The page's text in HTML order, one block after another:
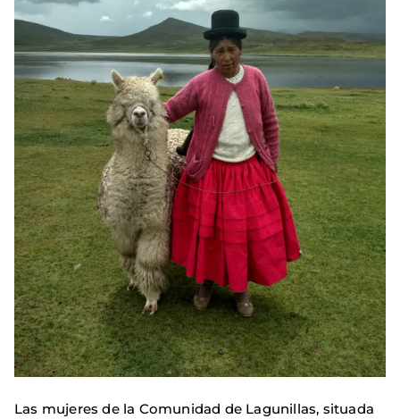
Las mujeres de la Comunidad de Lagunillas, situada